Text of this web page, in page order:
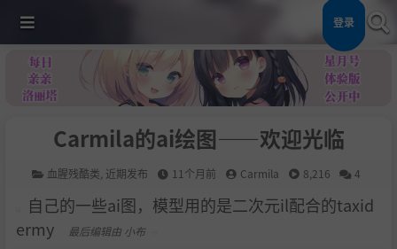
登录
Carmila的ai绘图——欢迎光临
血腥残酷类 近期发布 11个月前 Carmila 8,216 4
自己的一些ai图，模型用的是二次元il配合的taxid
ermy
最后编辑由 小布